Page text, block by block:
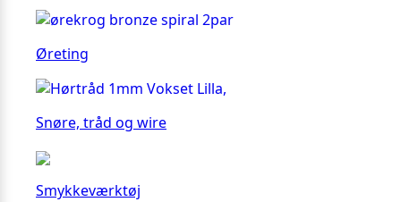
Øreting
Snøre, tråd og wire
Smykkeværktøj